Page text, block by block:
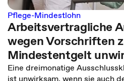
Pflege-Mindestlohn
Arbeitsvertragliche
wegen Vorschriften
Mindestentgelt
Eine dreimonatige
ist unwirksam, wenn sie auch